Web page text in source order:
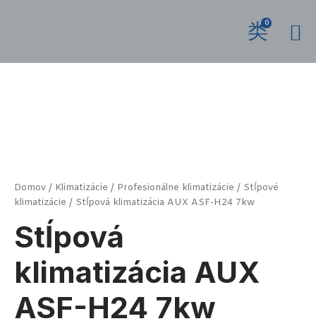
0
Domov / Klimatizácie / Profesionálne klimatizácie / Stĺpové
klimatizácie / Stĺpová klimatizácia AUX ASF-H24 7kw
Stĺpová
klimatizácia AUX
ASF-H24 7kw